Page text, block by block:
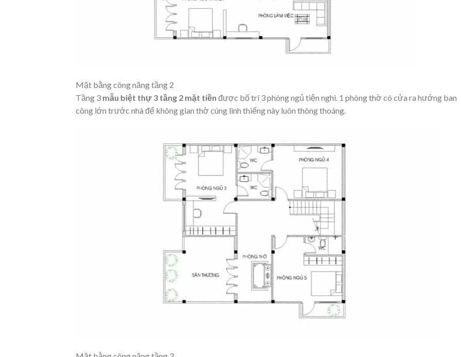
Mặt bằng công năng tầng 2
Tầng 3 mẫu biệt thự 3 tầng 2 mặt tiền được bố trí 3 phòng ngủ tiện nghi. 1 phòng thờ có cửa ra hướng ban
công lớn trước nhà để không gian thờ cúng linh thiếng này luôn thông thoáng.